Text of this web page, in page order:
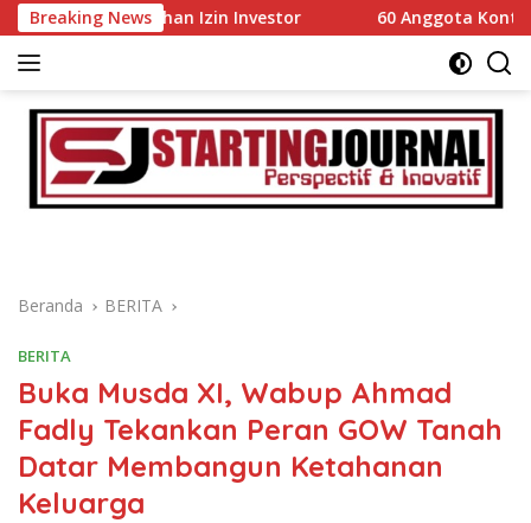
Langsung
ke
konten
Breaking News
Izin Investor 60 Anggota Kontingen
Beranda BERITA
BERITA
Buka Musda XI, Wabup Ahmad
Fadly Tekankan Peran GOW Tanah
Datar Membangun Ketahanan
Keluarga